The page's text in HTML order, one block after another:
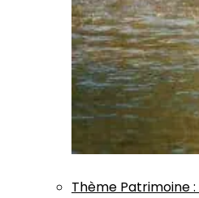
Thème Patrimoine: